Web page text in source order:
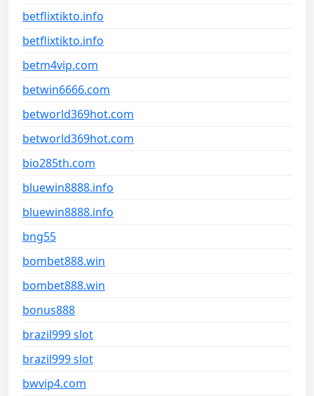
betflixtikto.info
betflixtikto.info
betm4vip.com
betwin6666.com
betworld369hot.com
betworld369hot.com
bio285th.com
bluewin8888.info
bluewin8888.info
bng55
bombet888.win
bombet888.win
bonus888
brazil999 slot
brazil999 slot
bwvip4.com